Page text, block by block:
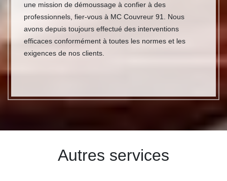
une mission de démoussage à confier à des
professionnels, fier-vous à MC Couvreur 91. Nous
avons depuis toujours effectué des interventions
efficaces conformément à toutes les normes et les
exigences de nos clients.
Autres services